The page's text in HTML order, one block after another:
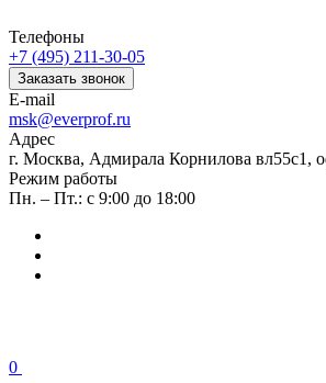
Телефоны
+7 (495) 211-30-05
Заказать звонок
E-mail
msk@everprof.ru
Адрес
г. Москва, Адмирала Корнилова вл55с1,
Режим работы
Пн. – Пт.: с 9:00 до 18:00
0